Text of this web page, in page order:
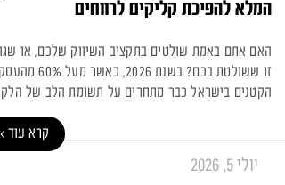
המלא להפיכת קליקים לרווחים
האם אתם באמת שולטים בתקציב השיווק שלכם, או
זו ששולטת בכם? בשנת 2026, כאשר
הקטנים בישראל כבר מתחרים על תשומת הלב של
קרא עוד
יולי 5, 2026